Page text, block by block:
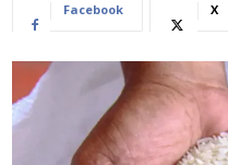
Facebook X